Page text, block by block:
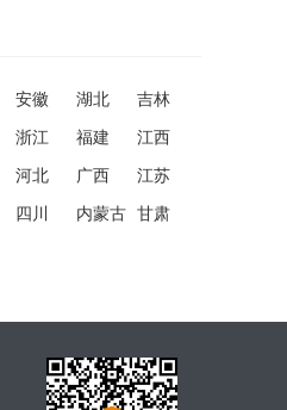
安徽 湖北 吉林
浙江 福建 江西
河北 广西 江苏
四川 内蒙古 甘肃